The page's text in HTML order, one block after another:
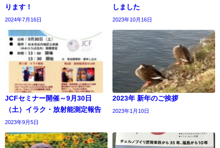
ります！
2024年7月16日
しました
2023年10月16日
JCFセミナー開催～9月30日
（土）イラク・放射能測定報告
2023年9月5日
2023年 新年のご挨拶
2023年1月10日